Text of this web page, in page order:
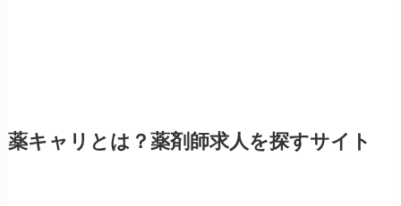
薬キャリとは？薬剤師求人を探すサイト